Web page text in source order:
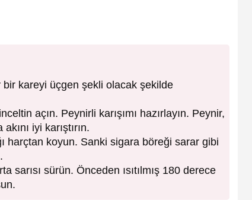
bir kareyi üçgen şekli olacak şekilde
açın. Peynirli karışımı hazırlayın. Peynir,
iyi karıştırın.
harçtan koyun. Sanki sigara böreği sarar gibi
sarısı sürün. Önceden ısıtılmış 180 derece